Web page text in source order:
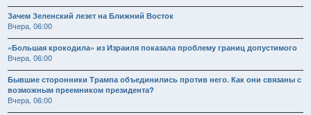
Зачем Зеленский лезет на Ближний Восток
Вчера, 06:00
«Большая крокодила» из Израиля показала проблему границ допустимого
Вчера, 06:00
Бывшие сторонники Трампа объединились против него. Как они связаны с
возможным преемником президента?
Вчера, 06:00